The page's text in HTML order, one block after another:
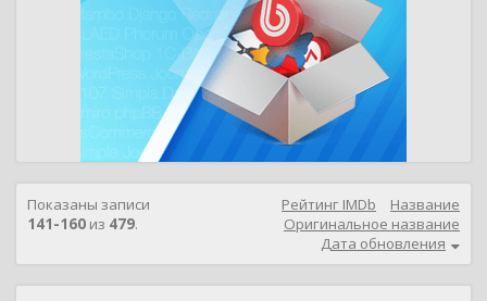
Показаны записи
141-160 из 479.
Рейтинг IMDb
Название
Оригинальное название
Дата обновления